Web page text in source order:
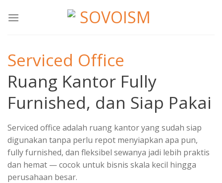
Serviced Office
Ruang Kantor Fully
Furnished, dan Siap Pakai
Serviced office adalah ruang kantor yang sudah siap
digunakan tanpa perlu repot menyiapkan apa pun,
fully furnished, dan fleksibel sewanya jadi lebih praktis
dan hemat — cocok untuk bisnis skala kecil hingga
perusahaan besar.